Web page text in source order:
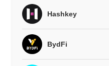
Hashkey
BydFi